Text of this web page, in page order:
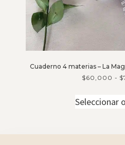
Cuaderno 4 materias – La
$60,000 - $
Seleccionar